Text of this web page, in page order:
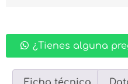
¿Tienes alguna